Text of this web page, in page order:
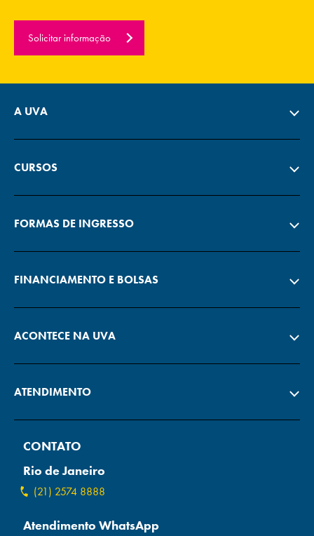
Solicitar informação
A UVA
CURSOS
FORMAS DE INGRESSO
FINANCIAMENTO E BOLSAS
ACONTECE NA UVA
ATENDIMENTO
CONTATO
Rio de Janeiro
(21) 2574 8888
Atendimento WhatsApp